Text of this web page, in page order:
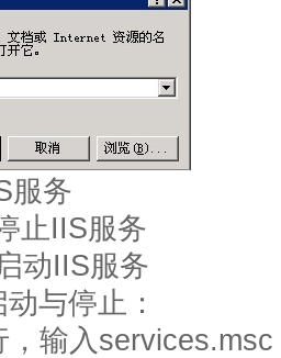
服务
止IIS服务
动IIS服务
与停止：
，输入